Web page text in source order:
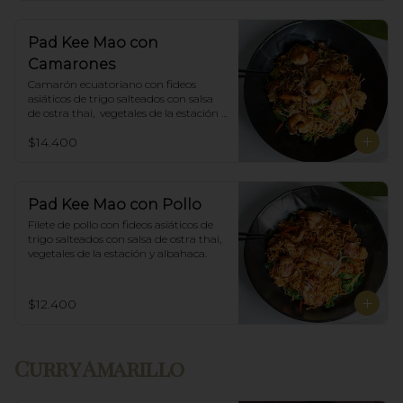
Pad Kee Mao con
Camarones
Camarón ecuatoriano con fideos
asiáticos de trigo salteados con salsa
de ostra thai,  vegetales de la estación y
$14.400
Pad Kee Mao con Pollo
Filete de pollo con fideos asiáticos de
trigo salteados con salsa de ostra thai,
vegetales de la estación y albahaca.
$12.400
Curry Amarillo